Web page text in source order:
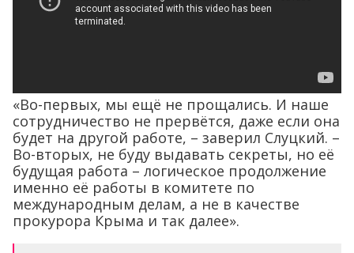
«Во-первых, мы ещё не прощались. И наше
сотрудничество не прервётся, даже если она
будет на другой работе, – заверил Слуцкий. –
Во-вторых, не буду выдавать секреты, но её
будущая работа – логическое продолжение
именно её работы в комитете по
международным делам, а не в качестве
прокурора Крыма и так далее».